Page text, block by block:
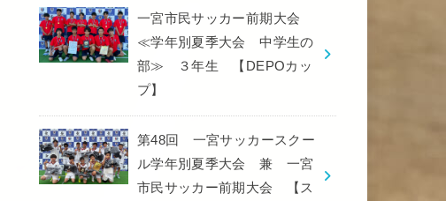
一宮市民サッカー前期大会
≪学年別夏季大会 中学生の
部≫ ３年生 【DEPOカッ
プ】
第48回 一宮サッカースクー
ル学年別夏季大会 兼 一宮
市民サッカー前期大会 【ス